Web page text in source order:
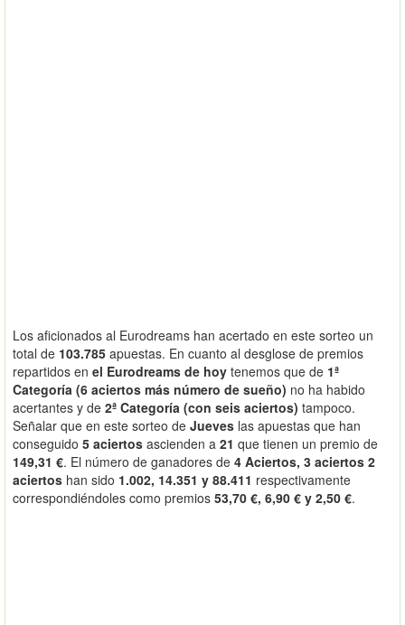
Los aficionados al Eurodreams han acertado en este sorteo un
total de 103.785 apuestas. En cuanto al desglose de premios
repartidos en el Eurodreams de hoy tenemos que de 1ª
Categoría (6 aciertos más número de sueño) no ha habido
acertantes y de 2ª Categoría (con seis aciertos) tampoco.
Señalar que en este sorteo de Jueves las apuestas que han
conseguido 5 aciertos ascienden a 21 que tienen un premio de
149,31 €. El número de ganadores de 4 Aciertos, 3 aciertos 2
aciertos han sido 1.002, 14.351 y 88.411 respectivamente
correspondiéndoles como premios 53,70 €, 6,90 € y 2,50 €.